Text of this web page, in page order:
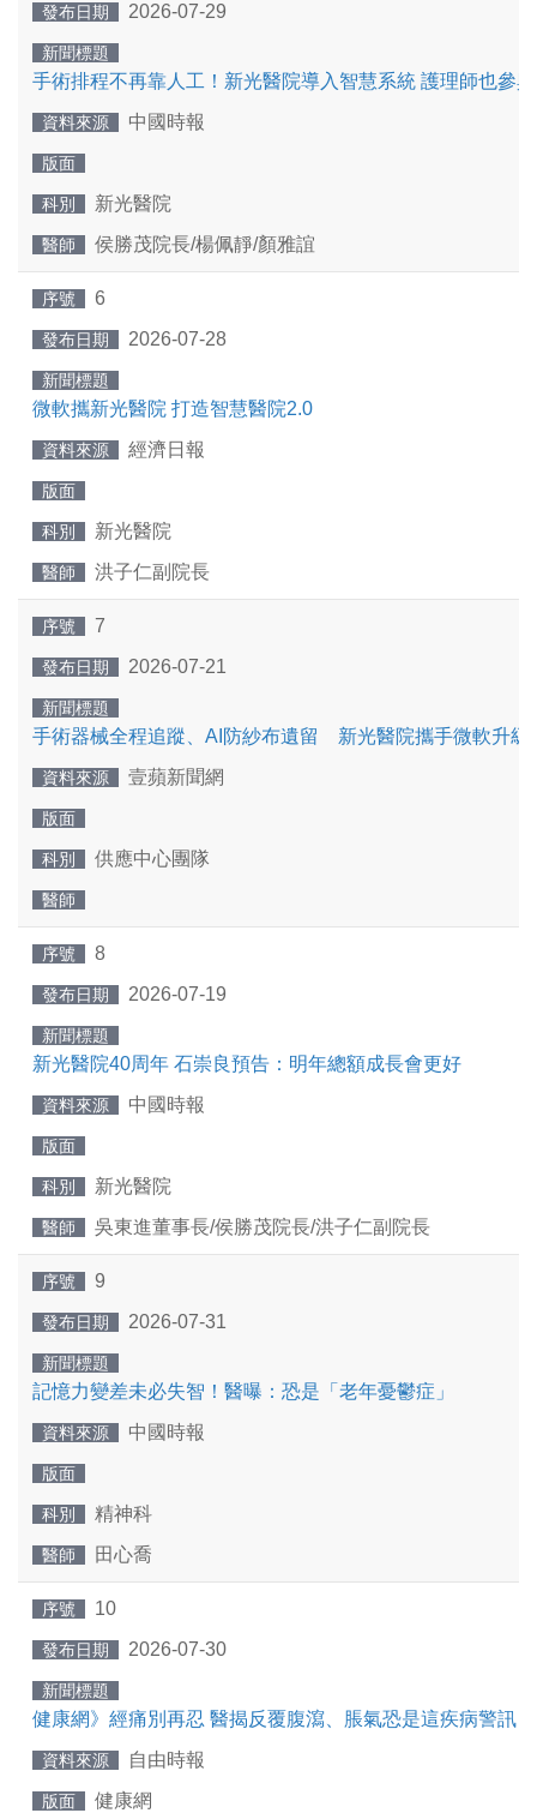
發布日期 2026-07-29
新聞標題
手術排程不再靠人工！新光醫院導入智慧系統 護理師也參
資料來源 中國時報
版面
科別 新光醫院
醫師 侯勝茂院長/楊佩靜/顏雅誼
序號 6
發布日期 2026-07-28
新聞標題
微軟攜新光醫院 打造智慧醫院2.0
資料來源 經濟日報
版面
科別 新光醫院
醫師 洪子仁副院長
序號 7
發布日期 2026-07-21
新聞標題
手術器械全程追蹤、AI防紗布遺留 新光醫院攜手微軟升級
資料來源 壹蘋新聞網
版面
科別 供應中心團隊
醫師
序號 8
發布日期 2026-07-19
新聞標題
新光醫院40周年 石崇良預告：明年總額成長會更好
資料來源 中國時報
版面
科別 新光醫院
醫師 吳東進董事長/侯勝茂院長/洪子仁副院長
序號 9
發布日期 2026-07-31
新聞標題
記憶力變差未必失智！醫曝：恐是「老年憂鬱症」
資料來源 中國時報
版面
科別 精神科
醫師 田心喬
序號 10
發布日期 2026-07-30
新聞標題
健康網》經痛別再忍 醫揭反覆腹瀉、脹氣恐是這疾病警訊
資料來源 自由時報
版面 健康網